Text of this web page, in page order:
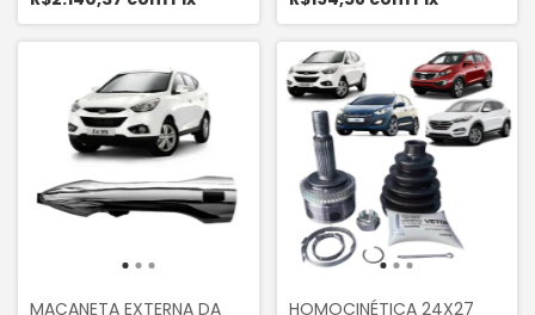
MAÇANETA EXTERNA DA
HOMOCINÉTICA 24X27